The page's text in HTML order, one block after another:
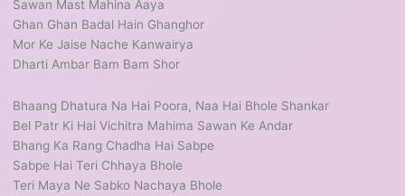
Sawan Mast Mahina Aaya
Ghan Ghan Badal Hain Ghanghor
Mor Ke Jaise Nache Kanwairya
Dharti Ambar Bam Bam Shor
Bhaang Dhatura Na Hai Poora, Naa Hai Bhole Shankar
Bel Patr Ki Hai Vichitra Mahima Sawan Ke Andar
Bhang Ka Rang Chadha Hai Sabpe
Sabpe Hai Teri Chhaya Bhole
Teri Maya Ne Sabko Nachaya Bhole